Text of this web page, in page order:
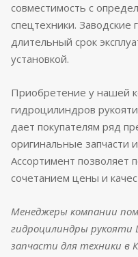
совместимость с
спецтехники.
длительный срок
установкой.
Приобретение у нашей
гидроцилиндров
дает покупателям ряд
оригинальные запчасти
Ассортимент позволяет
сочетанием цены и
Менеджеры компании
гидроцилиндры рукояти
запчасти для техники в